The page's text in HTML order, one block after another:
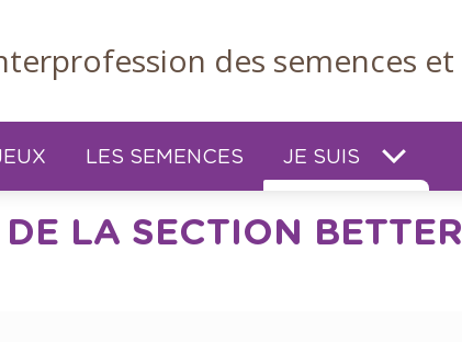
des semences
LES SEMENCES JE SUIS
LA SECTION